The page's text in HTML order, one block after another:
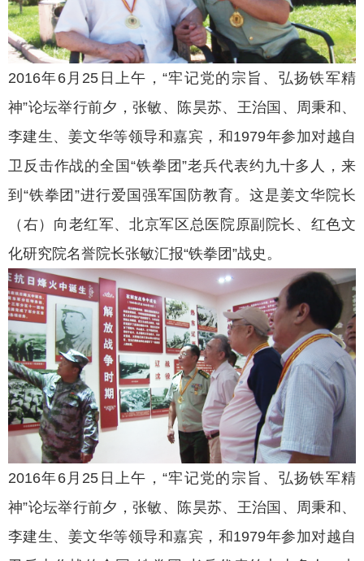
2016年6月25日上午，“牢记党的宗旨、弘扬铁军精
神”论坛举行前夕，张敏、陈昊苏、王治国、周秉和、
李建生、姜文华等领导和嘉宾，和1979年参加对越自
卫反击作战的全国“铁拳团”老兵代表约九十多人，来
到“铁拳团”进行爱国强军国防教育。这是姜文华院长
（右）向老红军、北京军区总医院原副院长、红色文
化研究院名誉院长张敏汇报“铁拳团”战史。
2016年6月25日上午，“牢记党的宗旨、弘扬铁军精
神”论坛举行前夕，张敏、陈昊苏、王治国、周秉和、
李建生、姜文华等领导和嘉宾，和1979年参加对越自